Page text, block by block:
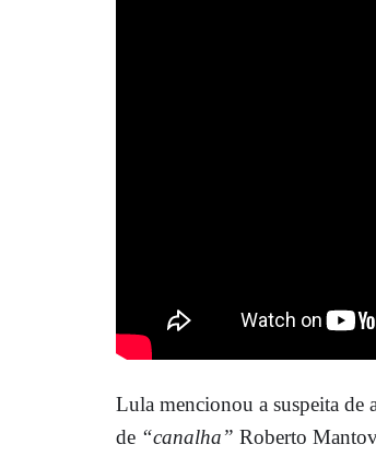
Lula mencionou a suspeita de
de “canalha” Roberto